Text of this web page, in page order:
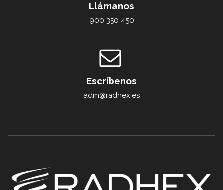
Llámanos
900 350 450
Escríbenos
adm@radhex.es